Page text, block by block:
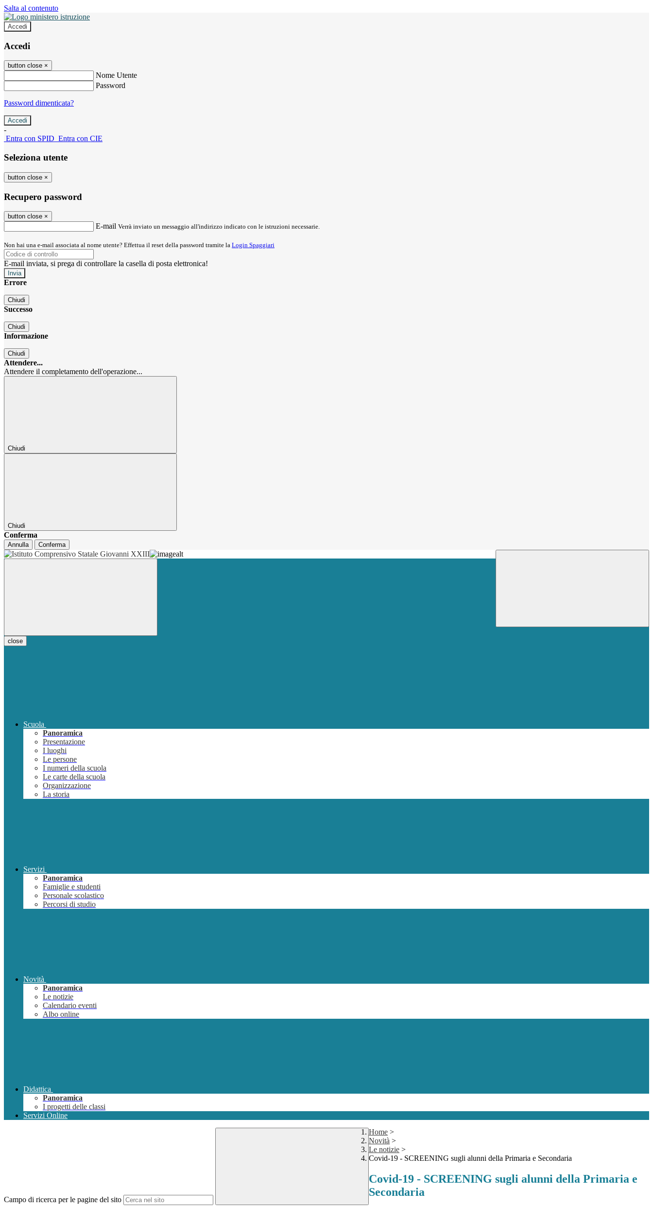
Salta al contenuto
Accedi
Accedi
button close ×
Nome Utente
Password
Password dimenticata?
-
Entra con SPID Entra con CIE
Seleziona utente
button close ×
Recupero password
button close ×
E-mail Verrà inviato un messaggio all'indirizzo indicato con le istruzioni necessarie.
Non hai una e-mail associata al nome utente? Effettua il reset della password tramite la Login Spaggiari
E-mail inviata, si prega di controllare la casella di posta elettronica!
Errore
Chiudi
Successo
Chiudi
Informazione
Chiudi
Attendere...
Attendere il completamento dell'operazione...
Chiudi
Chiudi
Conferma
Annulla Conferma
close
Scuola
Panoramica
Presentazione
I luoghi
Le persone
I numeri della scuola
Le carte della scuola
Organizzazione
La storia
Servizi
Panoramica
Famiglie e studenti
Personale scolastico
Percorsi di studio
Novità
Panoramica
Le notizie
Calendario eventi
Albo online
Didattica
Panoramica
I progetti delle classi
Servizi Online
Campo di ricerca per le pagine del sito
Home >
Novità >
Le notizie >
Covid-19 - SCREENING sugli alunni della Primaria e Secondaria
Covid-19 - SCREENING sugli alunni della Primaria e
Secondaria